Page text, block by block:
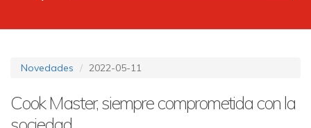
Novedades 2022-05-11
Cook Master, siempre comprometida con la